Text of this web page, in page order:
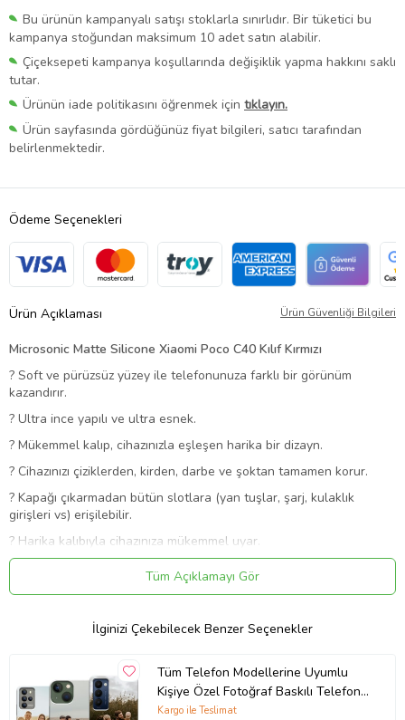
Bu ürünün kampanyalı satışı stoklarla sınırlıdır. Bir tüketici bu
kampanya stoğundan maksimum 10 adet satın alabilir.
Çiçeksepeti kampanya koşullarında değişiklik yapma hakkını saklı
tutar.
Ürünün iade politikasını öğrenmek için tıklayın.
Ürün sayfasında gördüğünüz fiyat bilgileri, satıcı tarafından
belirlenmektedir.
Ödeme Seçenekleri
Ürün Açıklaması Ürün Güvenliği Bilgileri
Microsonic Matte Silicone Xiaomi Poco C40 Kılıf Kırmızı
? Soft ve pürüzsüz yüzey ile telefonunuza farklı bir görünüm
kazandırır.
? Ultra ince yapılı ve ultra esnek.
? Mükemmel kalıp, cihazınızla eşleşen harika bir dizayn.
? Cihazınızı çiziklerden, kirden, darbe ve şoktan tamamen korur.
? Kapağı çıkarmadan bütün slotlara (yan tuşlar, şarj, kulaklık
girişleri vs) erişilebilir.
? Harika kalıbıyla cihazınıza mükemmel uyar.
?
Uzun ömürlüdür, darbelere karşı maksimum korur.
?Kolayca takip çikartilabilir.
İçeriğinde sağlığa zararlı bir materyal bulunmamaktadır.
Tüm Açıklamayı Gör
İlginizi Çekebilecek Benzer Seçenekler
Tüm Telefon Modellerine Uyumlu
Kişiye Özel Fotoğraf Baskılı Telefon
Kılıfı
Kargo ile Teslimat